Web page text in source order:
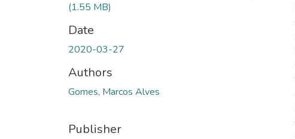
(1.55 MB)
Date
2020-03-27
Authors
Gomes, Marcos Alves
Publisher